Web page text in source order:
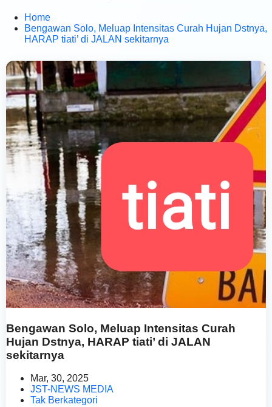
Home
Bengawan Solo, Meluap Intensitas Curah Hujan Dstnya,
HARAP tiati’ di JALAN sekitarnya
Bengawan Solo, Meluap Intensitas Curah
Hujan Dstnya, HARAP tiati’ di JALAN
sekitarnya
Mar, 30, 2025
JST-NEWS MEDIA
Tak Berkategori